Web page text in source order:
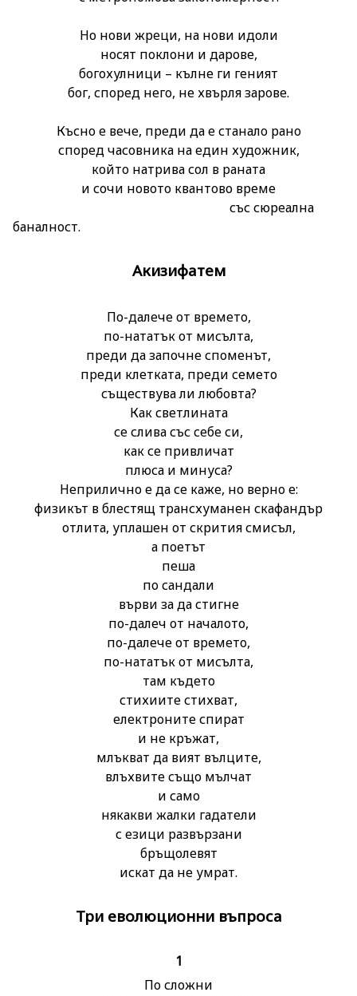
Но нови жреци, на нови идоли
носят поклони и дарове,
богохулници – кълне ги геният
бог, според него, не хвърля зарове.
Късно е вече, преди да е станало рано
според часовника на един художник,
който натрива сол в раната
и сочи новото квантово време
със сюреална
баналност.
Акизифатем
По-далече от времето,
по-нататък от мисълта,
преди да започне споменът,
преди клетката, преди семето
съществува ли любовта?
Как светлината
се слива със себе си,
как се привличат
плюса и минуса?
Неприлично е да се каже, но верно е:
физикът в блестящ трансхуманен скафандър
отлита, уплашен от скрития смисъл,
а поетът
пеша
по сандали
върви за да стигне
по-далеч от началото,
по-далече от времето,
по-нататък от мисълта,
там където
стихиите стихват,
електроните спират
и не кръжат,
млъкват да вият вълците,
влъхвите също мълчат
и само
някакви жалки гадатели
с езици развързани
бръщолевят
искат да не умрат.
Три еволюционни въпроса
1
По сложни